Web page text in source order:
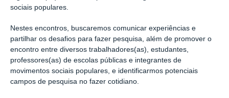
sociais populares.
Nestes encontros, buscaremos comunicar experiências e
partilhar os desafios para fazer pesquisa, além de promover o
encontro entre diversos trabalhadores(as), estudantes,
professores(as) de escolas públicas e integrantes de
movimentos sociais populares, e identificarmos potenciais
campos de pesquisa no fazer cotidiano.